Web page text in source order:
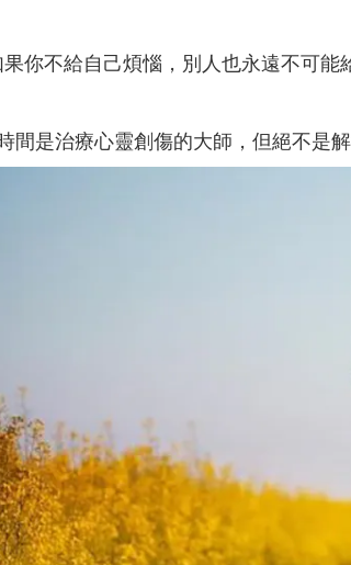
你不給自己煩惱，別人也永遠不可能
間是治療心靈創傷的大師，但絕不是解